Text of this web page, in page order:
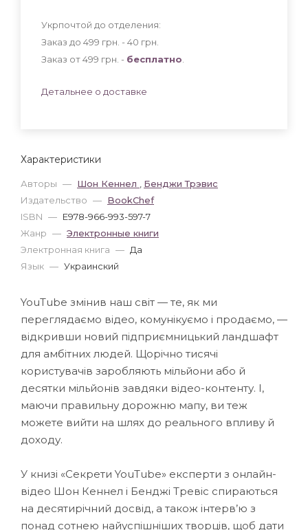
Характеристики
Авторы — Шон Кеннел
Бенджи Трэвис
Издательство — BookChef
ISBN — E978-966-993-597-7
Жанр — Электронные книги
Электронная книга — Да
Язык — Украинский
Укрпочтой до отделения:
Заказ до 499 грн. - 40 грн
Заказ от 499 грн. - бесплатно
Детальнее о доставке
YouTube змінив наш світ — те, як ми
переглядаємо відео, комунікуємо і продаємо, —
відкривши новий підприємницький ландшафт
для амбітних людей. Щорічно тисячі
користувачів заробляють мільйони або й
десятки мільйонів завдяки відео-контенту. І,
маючи правильну дорожню мапу, ви теж
можете вийти на шлях до реального впливу й
доходу.
У книзі «Секрети YouTube» експерти з онлайн-
відео Шон Кеннел і Бенджі Тревіс спираються
на десятирічний досвід, а також інтерв’ю з
понад сотнею найуспішніших творців, щоб дати